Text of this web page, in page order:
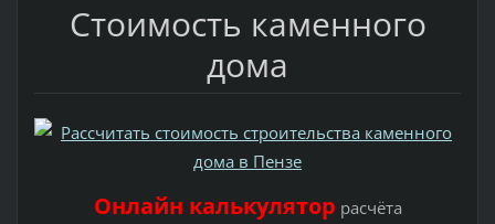
Стоимость каменного
дома
Онлайн калькулятор расчёта